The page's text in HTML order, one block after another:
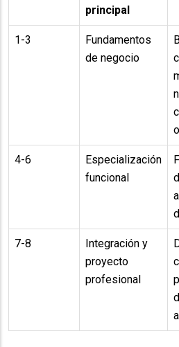
principal
1-3
Fundamentos
de negocio
4-6
Especialización
funcional
7-8
Integración y
proyecto
profesional